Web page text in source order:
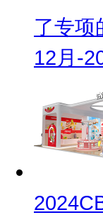
了专项
12月-